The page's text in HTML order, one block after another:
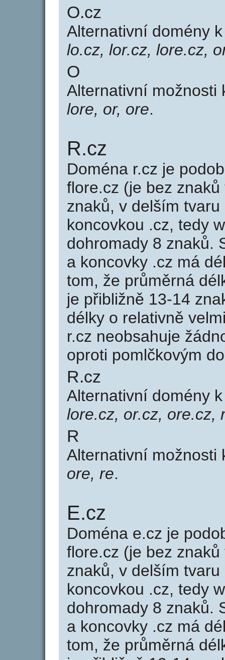
O.cz
Alternativní domény
lo.cz, lor.cz, lore.cz,
O
Alternativní možnosti
lore, or, ore.
R.cz
Doména r.cz je
flore.cz (je bez
znaků, v delším
koncovkou .cz, tedy
dohromady 8 znaků.
a koncovky .cz má
tom, že průměrná
je přibližně 13-14
délky o relativně
r.cz neobsahuje
oproti pomlčkovým
R.cz
Alternativní domény
lore.cz, or.cz, ore.cz,
R
Alternativní možnosti
ore, re.
E.cz
Doména e.cz je
flore.cz (je bez
znaků, v delším
koncovkou .cz, tedy
dohromady 8 znaků.
a koncovky .cz má
tom, že průměrná